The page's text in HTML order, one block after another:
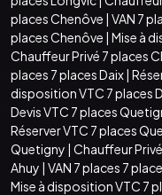
places Chenôve | VAN 7
places Chenôve | Mise à
Chauffeur Privé 7 places
places 7 places Daix|
disposition VTC 7 places
Devis VTC 7 places
Réserver VTC 7 places
Quetigny | Chauffeur
Ahuy | VAN 7 places 7
Mise à disposition VTC 7